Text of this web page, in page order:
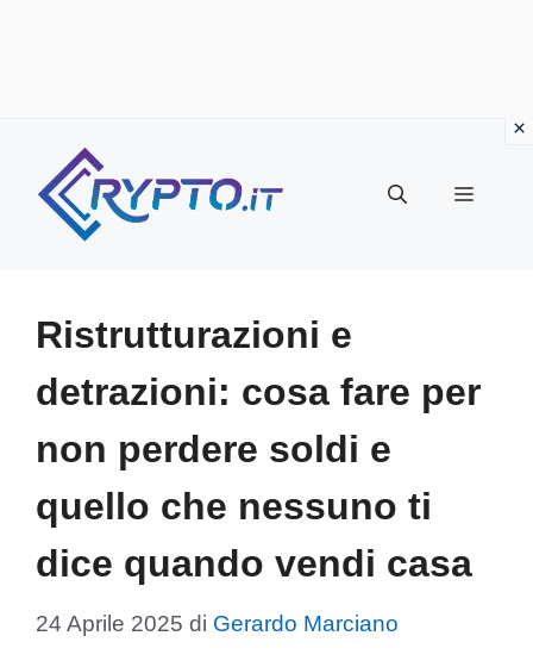
contenuto
Menu
Ristrutturazioni e
detrazioni: cosa fare per
non perdere soldi e
quello che nessuno ti
dice quando vendi casa
24 Aprile 2025 di Gerardo Marciano